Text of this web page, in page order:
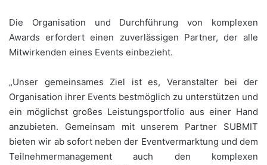
Die Organisation und Durchführung von komplexen
Awards erfordert einen zuverlässigen Partner, der alle
Mitwirkenden eines Events einbezieht.
„Unser gemeinsames Ziel ist es, Veranstalter bei der
Organisation ihrer Events bestmöglich zu unterstützen und
ein möglichst großes Leistungsportfolio aus einer Hand
anzubieten. Gemeinsam mit unserem Partner SUBMIT
bieten wir ab sofort neben der Eventvermarktung und dem
Teilnehmermanagement auch den komplexen